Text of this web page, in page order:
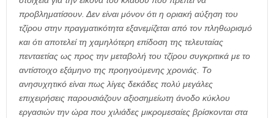
προβληματίσουν. Δεν είναι μόνον ότι η οριακή αύξηση του
τζίρου στην πραγματικότητα εξανεμίζεται από τον πληθωρισμό
και ότι αποτελεί τη χαμηλότερη επίδοση της τελευταίας
πενταετίας ως προς την μεταβολή του τζίρου συγκριτικά με το
αντίστοιχο εξάμηνο της προηγούμενης χρονιάς. Το
ανησυχητικό είναι πως λίγες δεκάδες πολύ μεγάλες
επιχειρήσεις παρουσιάζουν αξιοσημείωτη άνοδο κύκλου
εργασιών την ώρα που χιλιάδες μικρομεσαίες βρίσκονται στα